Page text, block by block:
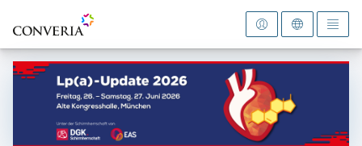
Zur Startseite